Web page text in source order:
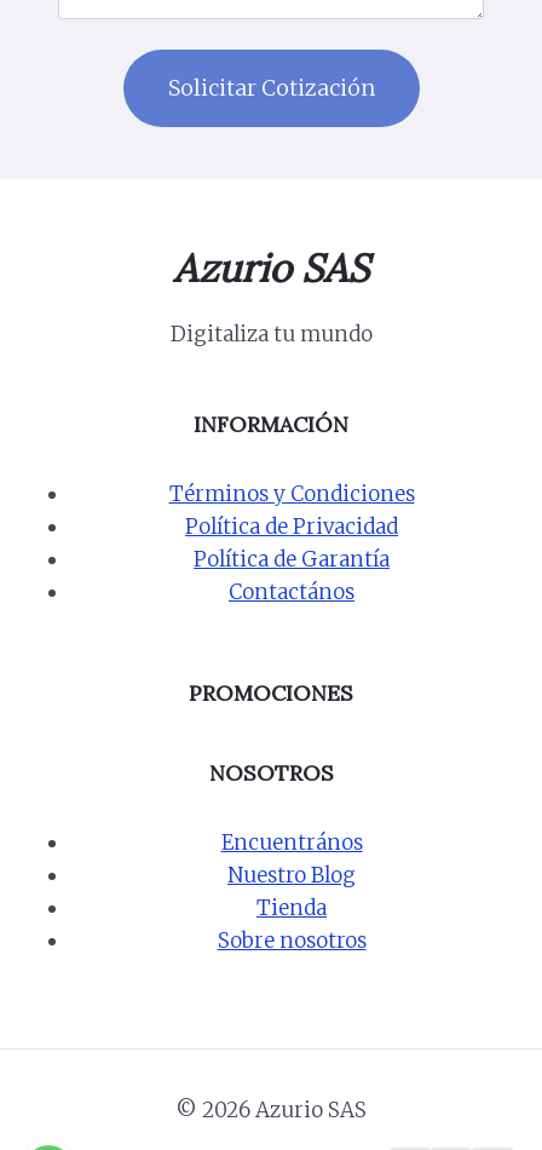
Azurio SAS
Digitaliza tu mundo
INFORMACIÓN
Términos y Condiciones
Política de Privacidad
Política de Garantía
Contactános
PROMOCIONES
NOSOTROS
Encuentrános
Nuestro Blog
Tienda
Sobre nosotros
© 2026 Azurio SAS